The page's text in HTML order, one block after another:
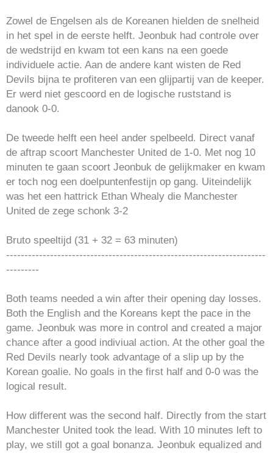
Zowel de Engelsen als de Koreanen hielden de snelheid
in het spel in de eerste helft. Jeonbuk had controle over
de wedstrijd en kwam tot een kans na een goede
individuele actie. Aan de andere kant wisten de Red
Devils bijna te profiteren van een glijpartij van de keeper.
Er werd niet gescoord en de logische ruststand is
danook 0-0.
De tweede helft een heel ander spelbeeld. Direct vanaf
de aftrap scoort Manchester United de 1-0. Met nog 10
minuten te gaan scoort Jeonbuk de gelijkmaker en kwam
er toch nog een doelpuntenfestijn op gang. Uiteindelijk
was het een hattrick Ethan Whealy die Manchester
United de zege schonk 3-2
Bruto speeltijd (31 + 32 = 63 minuten)
-----------------------------------------------------------------------
---------
Both teams needed a win after their opening day losses.
Both the English and the Koreans kept the pace in the
game. Jeonbuk was more in control and created a major
chance after a good indiviual action. At the other goal the
Red Devils nearly took advantage of a slip up by the
Korean goalie. No goals in the first half and 0-0 was the
logical result.
How different was the second half. Directly from the start
Manchester United took the lead. With 10 minutes left to
play, we still got a goal bonanza. Jeonbuk equalized and